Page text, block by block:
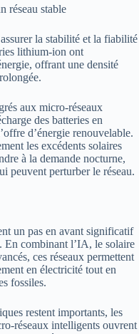
réseau stable
la stabilité et la fiabilité
lithium-ion ont
offrant une densité
aux micro-réseaux
des batteries en
d’énergie renouvelable.
les excédents solaires
à la demande nocturne,
peuvent perturber le réseau.
un pas en avant significatif
En combinant l’IA, le solaire
ces réseaux permettent
en électricité tout en
fossiles.
restent importants, les
réseaux intelligents ouvrent